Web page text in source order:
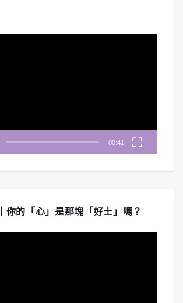
00:41
你的「心」是那塊「好土」嗎？